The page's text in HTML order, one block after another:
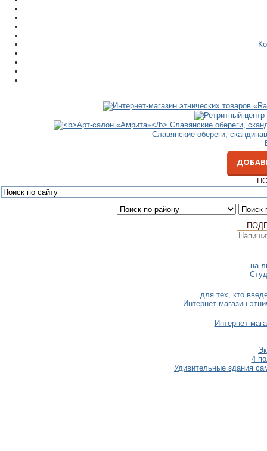
Славянские обереги,
на
для тех, кто
Интернет-магазин
Интернет-
4
Удивительные здания